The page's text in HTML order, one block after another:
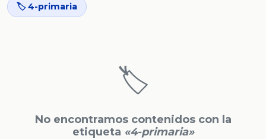
🏷️ 4-primaria
🏷️
No encontramos contenidos con la
etiqueta «4-primaria»